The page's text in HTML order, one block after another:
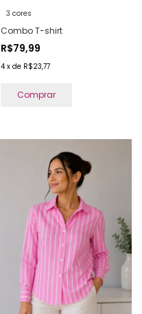
3 cores
Combo T-shirt
R$79,99
4 x de R$23,77
Comprar